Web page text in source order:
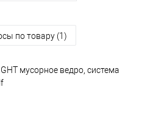
по товару (1)
мусорное ведро, система